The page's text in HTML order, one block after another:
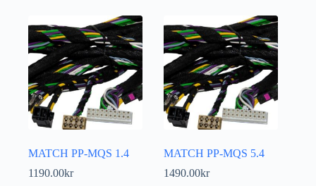
MATCH PP-MQS 1.4
1190.00kr
MATCH PP-MQS 5.4
1490.00kr